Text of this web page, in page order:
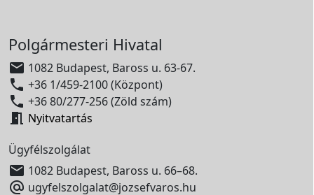
Polgármesteri Hivatal
 1082 Budapest, Baross u. 63-67.
 +36 1/459-2100 (Központ)
 +36 80/277-256 (Zöld szám)
 Nyitvatartás
Ügyfélszolgálat
 1082 Budapest, Baross u. 66–68.
 ugyfelszolgalat@jozsefvaros.hu